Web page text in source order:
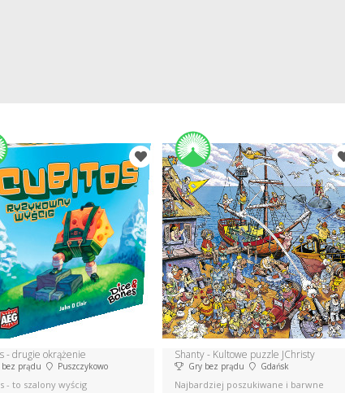
- drugie okrążenie
bez prądu Puszczykowo
- to szalony wyścig
Shanty - Kultowe puzzle JChristy
Gry bez prądu Gdańsk
Najbardziej poszukiwane i barwne